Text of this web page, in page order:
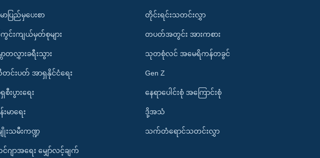
မာပြည်မှပေးစာ
ကွင်းကျယ်မှတ်စုများ
ာတလွှားခရီးသွား
င်းပတ် အာရှနိုင်ငံရေး
စီးပွားရေး
းမာရေး
းသမီးကဏ္ဍ
ဂျာအရေး မျှော်လင့်ချက်
တိုင်းရင်းသတင်းလွှာ
တပတ်အတွင်း အားကစား
သုတစုံလင် အမေရိကန်တခွင်
Gen Z
နေရာပေါင်းစုံ အကြောင်းစုံ
ဒို့အသံ
သက်တံရောင်သတင်းလွှာ